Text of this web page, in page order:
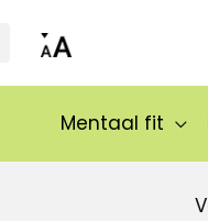
Mentaal fit